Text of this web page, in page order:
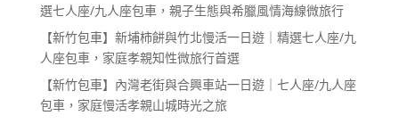
選七人座/九人座包車，親子生態與希臘風情海線微旅行
【新竹包車】新埔柿餅與竹北慢活一日遊｜精選七人座/九
人座包車，家庭孝親知性微旅行首選
【新竹包車】內灣老街與合興車站一日遊｜七人座/九人座
包車，家庭慢活孝親山城時光之旅